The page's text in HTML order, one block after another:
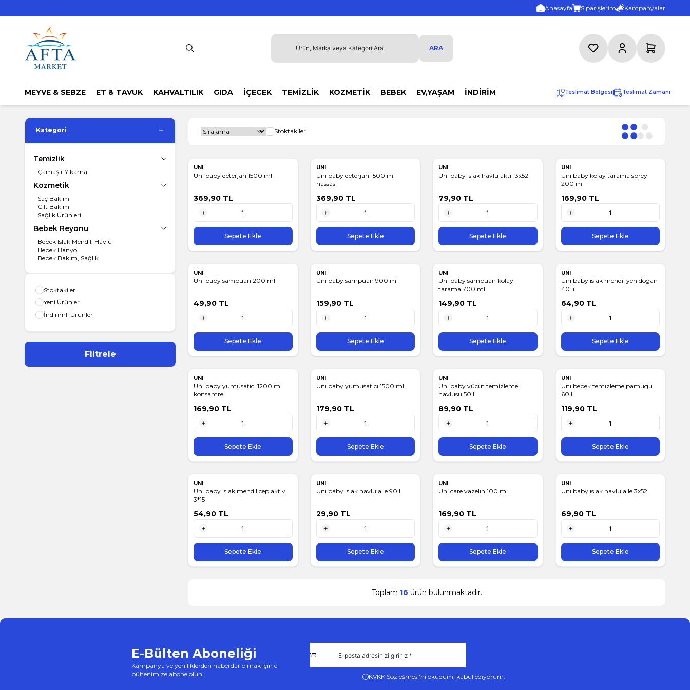
Anasayfa Siparişlerim Kampanyalar
ARA FavorilerimHesabım Sepetim
MEYVE & SEBZE ET & TAVUK KAHVALTILIK GIDA İÇECEK TEMİZLİK KOZMETİK BEBEK EV,YAŞAM İNDİRİM Teslimat Bölgesi| Teslimat Zamanı
Kategori
Temizlik
Çamaşır Yıkama
Kozmetik
Saç Bakım
Cilt Bakım
Sağlık Ürünleri
Bebek Reyonu
Bebek Islak Mendil, Havlu
Bebek Banyo
Bebek Bakım, Sağlık
Stoktakiler
Yeni Ürünler
İndirimli Ürünler
Filtrele
Stoktakiler
UNI
Unı baby deterjan 1500 ml
369,90 TL
1 Adet
Sepete Ekle
UNI
Unı baby deterjan 1500 ml
hassas
369,90TL
1 Adet
Sepete Ekle
UNI
Unı baby ıslak havlu aktıf 3x52
79,90 TL
1 Adet
Sepete Ekle
UNI
Unı baby kolay tarama spreyı
200 ml
169,90TL
1 Adet
Sepete Ekle
UNI
Unı baby sampuan 200 ml
49,90 TL
1 Adet
Sepete Ekle
UNI
Unı baby sampuan 900 ml
159,90TL
1 Adet
Sepete Ekle
UNI
Unı baby sampuan kolay
tarama 700 ml
149,90 TL
1 Adet
Sepete Ekle
UNI
Unı baby ıslak mendıl yenıdogan
40 lı
64,90TL
1 Adet
Sepete Ekle
UNI
Unı baby yumusatıcı 1200 ml
konsantre
169,90 TL
1 Adet
Sepete Ekle
UNI
Unı baby yumusatıcı 1500 ml
179,90TL
1 Adet
Sepete Ekle
UNI
Unı baby vücut temizleme
havlusu 50 li
89,90 TL
1 Adet
Sepete Ekle
UNI
Unı bebek temızleme pamugu
60 lı
119,90TL
1 Adet
Sepete Ekle
UNI
Unı baby ıslak mendıl cep aktıv
3*15
54,90 TL
1 Adet
Sepete Ekle
UNI
Unı baby ıslak havlu aıle 90 lı
29,90TL
1 Adet
Sepete Ekle
UNI
Unı care vazelın 100 ml
169,90 TL
1 Adet
Sepete Ekle
UNI
Unı baby ıslak havlu aıle 3x52
69,90TL
1 Adet
Sepete Ekle
Toplam 16 ürün bulunmaktadır.
E-Bülten Aboneliği
Kampanya ve yeniliklerden haberdar olmak için e-
bültenimize abone olun!
KVKK Sözleşmesi'ni okudum, kabul ediyorum.